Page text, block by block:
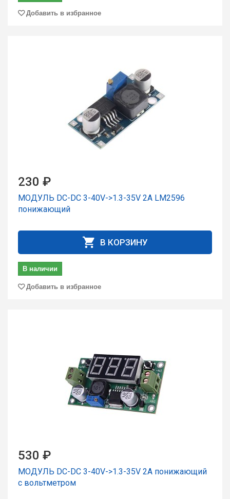
Добавить в избранное
230 ₽
МОДУЛЬ DC-DC 3-40V->1.3-35V 2A LM2596
понижающий
В КОРЗИНУ
В наличии
Добавить в избранное
530 ₽
МОДУЛЬ DC-DC 3-40V->1.3-35V 2A понижающий
с вольтметром